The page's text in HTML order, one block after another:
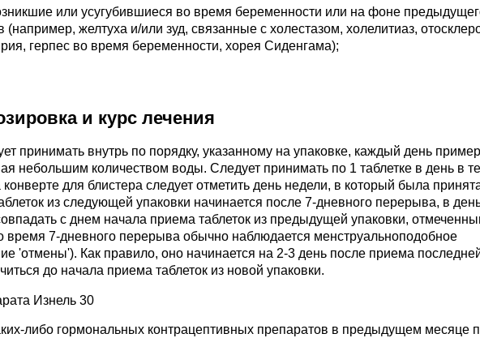
или усугубившиеся во время беременности или на фоне
желтуха и/или зуд, связанные с холестазом, холелитиаз,
герпес во время беременности, хорея Сиденгама);
и курс лечения
принимать внутрь по порядку, указанному на упаковке, каждый день
небольшим количеством воды. Следует принимать по 1 таблетке в день в
для блистера следует отметить день недели, в который была
из следующей упаковки начинается после 7-дневного перерыва, в
с днем начала приема таблеток из предыдущей упаковки,
время 7-дневного перерыва обычно наблюдается менструальноподобное
'отмены'). Как правило, оно начинается на 2-3 день после приема
до начала приема таблеток из новой упаковки.
Изнель 30
либо гормональных контрацептивных препаратов в предыдущем месяце